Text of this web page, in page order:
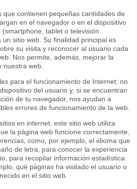
que contienen pequeñas cantidades de
en el navegador o en el dispositivo
tablet o televisión
sitio web. Su finalidad principal es
su visita y reconocer al usuario cada
Nos permite, además, mejorar la
nuestra web.
para el funcionamiento de Internet; no
del usuario y, si se encuentran
de tu navegador, nos ayudan a
errores de funcionamiento de la web.
en internet, este sitio web utiliza
la página web funcione correctamente,
como, por ejemplo, el idioma que
de letra, para conocer la experiencia
para recopilar información estadística
qué páginas ha visitado el usuario o
en el sitio web.